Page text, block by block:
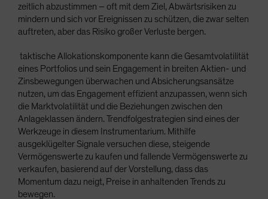
zeitlich abzustimmen – oft mit dem Ziel, Abwärtsrisiken zu
mindern und sich vor Ereignissen zu schützen, die zwar selten
auftreten, aber das Risiko großer Verluste bergen.
taktische Allokationskomponente kann die Gesamtvolatilität
eines Portfolios und sein Engagement in breiten Aktien- und
Zinsbewegungen überwachen und Absicherungsansätze
nutzen, um das Engagement effizient anzupassen, wenn sich
die Marktvolatilität und die Beziehungen zwischen den
Anlageklassen ändern. Trendfolgestrategien sind eines der
Werkzeuge in diesem Instrumentarium. Mithilfe
ausgeklügelter Signale versuchen diese, steigende
Vermögenswerte zu kaufen und fallende Vermögenswerte zu
verkaufen, basierend auf der Vorstellung, dass das
Momentum dazu neigt, Preise in anhaltenden Trends zu
bewegen.